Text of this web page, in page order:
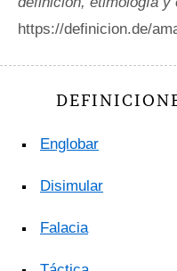
https://definicion.de/
Englobar
Disimular
Falacia